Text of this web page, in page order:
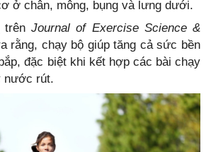
ở chân, mông, bụng và lưng dưới.
trên Journal of Exercise Science &
rằng, chạy bộ giúp tăng cả sức bền
đặc biệt khi kết hợp các bài chạy
nước rút.